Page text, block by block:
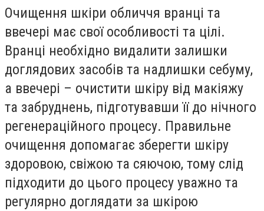
Очищення шкіри обличчя вранці та
ввечері має свої особливості та цілі.
Вранці необхідно видалити залишки
доглядових засобів та надлишки себуму,
а ввечері – очистити шкіру від макіяжу
та забруднень, підготувавши її до нічного
регенераційного процесу. Правильне
очищення допомагає зберегти шкіру
здоровою, свіжою та сяючою, тому слід
підходити до цього процесу уважно та
регулярно доглядати за шкірою